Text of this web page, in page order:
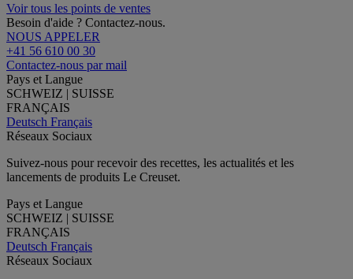
Voir tous les points de ventes
Besoin d'aide ? Contactez-nous.
NOUS APPELER
+41 56 610 00 30
Contactez-nous par mail
Pays et Langue
SCHWEIZ | SUISSE
FRANÇAIS
Deutsch Français
Réseaux Sociaux
Suivez-nous pour recevoir des recettes, les actualités et les
lancements de produits Le Creuset.
Pays et Langue
SCHWEIZ | SUISSE
FRANÇAIS
Deutsch Français
Réseaux Sociaux